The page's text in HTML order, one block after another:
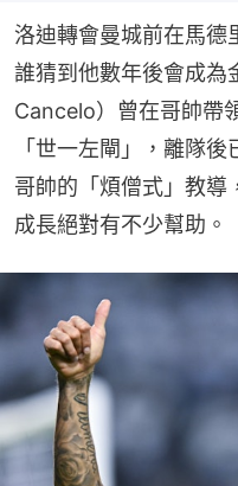
洛迪轉會曼城前在馬德
誰猜到他數年後會成為
Cancelo）曾在哥帥帶
「世一左閘」，離隊
哥帥的「煩僧式」教導
成長絕對有不少幫助。